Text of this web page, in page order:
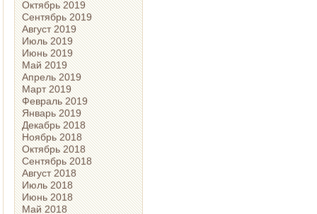
Октябрь 2019
Сентябрь 2019
Август 2019
Июль 2019
Июнь 2019
Май 2019
Апрель 2019
Март 2019
Февраль 2019
Январь 2019
Декабрь 2018
Ноябрь 2018
Октябрь 2018
Сентябрь 2018
Август 2018
Июль 2018
Июнь 2018
Май 2018